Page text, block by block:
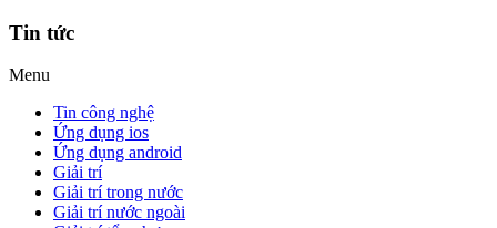
Tin tức
Menu
Tin công nghệ
Ứng dụng ios
Ứng dụng android
Giải trí
Giải trí trong nước
Giải trí nước ngoài